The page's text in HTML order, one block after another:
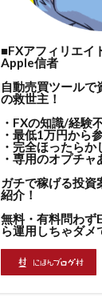
■FXアフィリエイ
Apple信者
自動売買ツールで
の救世主！
・FXの知識/経験
・最低1万円から
・完全ほったらか
・専用のオプチャ
ガチで稼げる投資
紹介！
無料・有料問わず
ら運用しちゃダメ